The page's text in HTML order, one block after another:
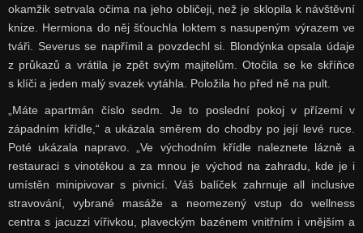
okamžik setrvala očima na jeho obličeji, než je sklopila k návštěvní
knize. Hermiona do něj šťouchla loktem s nasupeným výrazem ve
tváři. Severus se napřímil a povzdechl si. Blondýnka opsala údaje
z průkazů a vrátila je zpět svým majitelům. Otočila se ke skříňce
s klíči a jeden malý svazek vytáhla. Položila ho před ně na pult.
„Máte apartmán číslo sedm. Je to poslední pokoj v přízemí v
západním křídle,“ a ukázala směrem do chodby po její levé ruce.
Poté ukázala napravo. „Ve východním křídle naleznete lázně a
restauraci s vinotékou a za mnou je východ na zahradu, kde je i
umístěn minipivovar s pivnicí. Váš balíček zahrnuje all inclusive
stravování, vybrané masáže a neomezený vstup do wellness
centra s jacuzzi vířivkou, plaveckým bazénem vnitřním i vnějším a